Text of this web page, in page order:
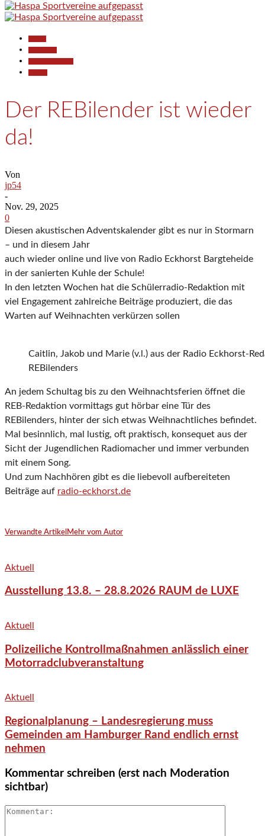
Der REBilender ist wieder
da!
Von
jp54
-
Nov. 29, 2025
0
Diesen akustischen Adventskalender gibt es nur in Stormarn
– und in diesem Jahr
auch wieder online und live von Radio Eckhorst Bargteheide
in der sanierten Kuhle der Schule!
In den letzten Wochen hat die Schülerradio-Redaktion mit
viel Engagement zahlreiche Beiträge produziert, die das
Warten auf Weihnachten verkürzen sollen
Caitlin, Jakob und Marie (v.l.) aus der Radio Eckhorst-
REBilenders
An jedem Schultag bis zu den Weihnachtsferien öffnet die
REB-Redaktion vormittags gut hörbar eine Tür des
REBilenders, hinter der sich etwas Weihnachtliches befindet.
Mal besinnlich, mal lustig, oft praktisch, konsequet aus der
Sicht der Jugendlichen Radiomacher und immer verbunden
mit einem Song.
Und zum Nachhören gibt es die liebevoll aufbereiteten
Beiträge auf radio-eckhorst.de
Verwandte Artikel Mehr vom Autor
Aktuell
Ausstellung 13.8. – 28.8.2026 RAUM de LUXE
Aktuell
Polizeiliche Kontrollmaßnahmen anlässlich einer
Motorradclubveranstaltung
Aktuell
Regionalplanung – Landesregierung muss
Gemeinden am Hamburger Rand endlich ernst
nehmen
Kommentar schreiben (erst nach Moderation
sichtbar)